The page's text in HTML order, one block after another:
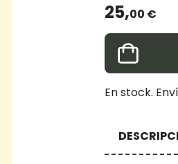
25,00 €
En stock.